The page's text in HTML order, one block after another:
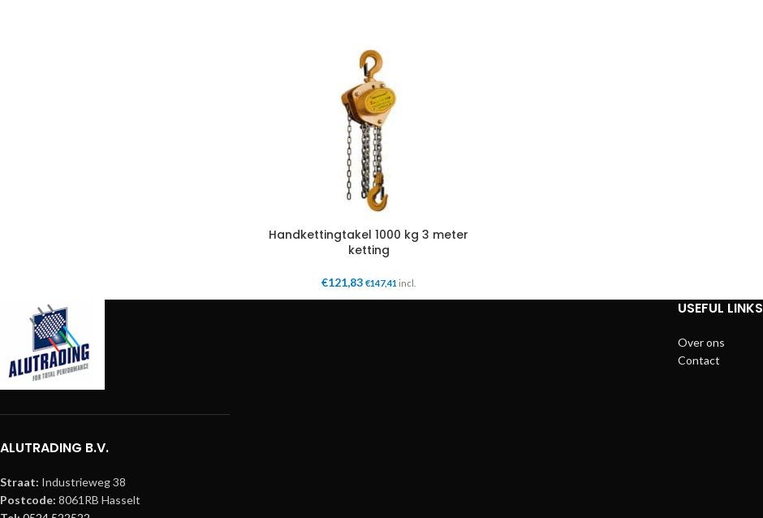
Handkettingtakel 1000 kg 3 meter
ketting
€121,83 €147,41 incl.
ALUTRADING B.V.
Straat: Industrieweg 38
Postcode: 8061RB Hasselt
USEFUL LINKS
Over ons
Contact